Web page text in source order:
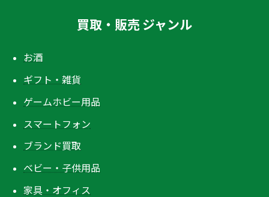
買取・販売 ジャンル
お酒
ギフト・雑貨
ゲームホビー用品
スマートフォン
ブランド買取
ベビー・子供用品
家具・オフィス